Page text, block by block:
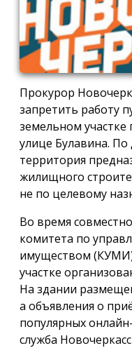
Прокурор
запретить работу
земельном
улице Булавина.
территория
жилищного
не по целевому
Во время
комитета по
имуществом (КУМИ)
участке
На здании
а объявления о
популярных
служба